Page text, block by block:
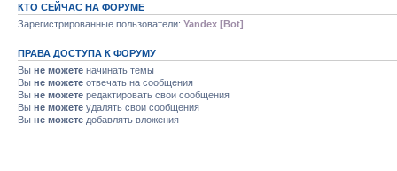
КТО СЕЙЧАС НА ФОРУМЕ
Зарегистрированные пользователи: Yandex [Bot]
ПРАВА ДОСТУПА К ФОРУМУ
Вы не можете начинать темы
Вы не можете отвечать на сообщения
Вы не можете редактировать свои сообщения
Вы не можете удалять свои сообщения
Вы не можете добавлять вложения